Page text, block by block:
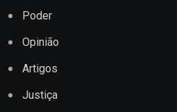
Poder
Opinião
Artigos
Justiça